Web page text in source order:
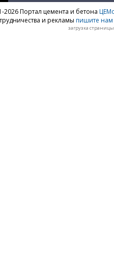
2026 Портал цемента и бетона
и рекламы пишите нам
загрузка